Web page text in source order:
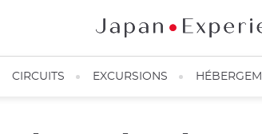
CIRCUITS EXCURSIONS